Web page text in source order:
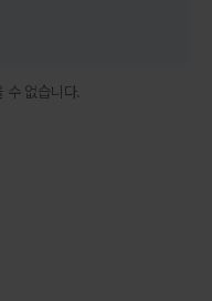
수 없습니다.